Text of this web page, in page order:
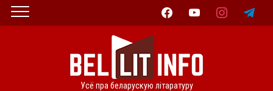
facebookyoutube instagramtelegram
Усё пра беларускую літаратуру